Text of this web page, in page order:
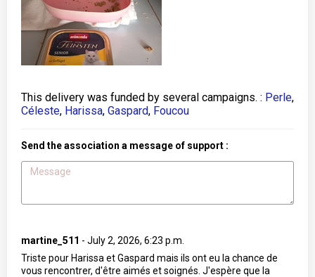
This delivery was funded by several campaigns. : Perle,
Céleste, Harissa, Gaspard, Foucou
Send the association a message of support :
martine_511 - July 2, 2026, 6:23 p.m.
Triste pour Harissa et Gaspard mais ils ont eu la chance de
vous rencontrer, d'être aimés et soignés. J'espère que la